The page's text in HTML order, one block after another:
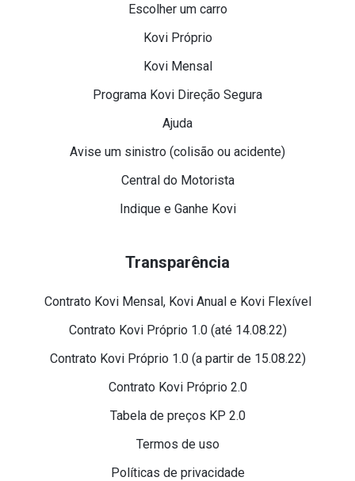
Escolher um carro
Kovi Próprio
Kovi Mensal
Programa Kovi Direção Segura
Ajuda
Avise um sinistro (colisão ou acidente)
Central do Motorista
Indique e Ganhe Kovi
Transparência
Contrato Kovi Mensal, Kovi Anual e Kovi Flexível
Contrato Kovi Próprio 1.0 (até 14.08.22)
Contrato Kovi Próprio 1.0 (a partir de 15.08.22)
Contrato Kovi Próprio 2.0
Tabela de preços KP 2.0
Termos de uso
Políticas de privacidade